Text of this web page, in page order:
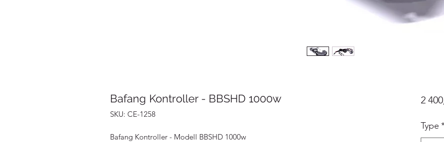
Bafang Kontroller - BBSHD 1000w
SKU: CE-1258
Bafang Kontroller - Modell BBSHD 1000w
2
Type